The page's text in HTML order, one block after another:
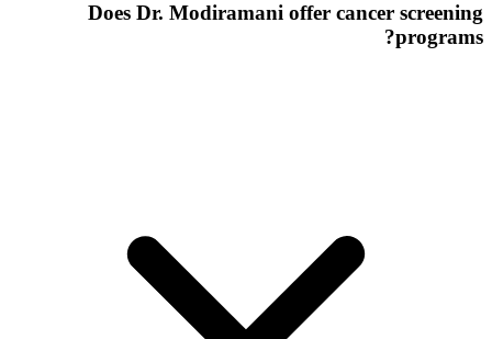
Does Dr. Modiramani offer cancer screening
programs?